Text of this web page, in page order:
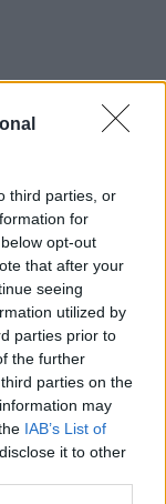
third parties, or
for
opt-out
that after your
seeing
utilized by
parties prior to
the further
parties on the
may
IAB’s List of
it to other
χρόνια
να